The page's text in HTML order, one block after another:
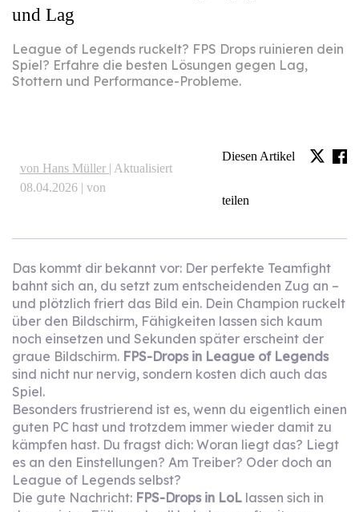
und Lag
League of Legends ruckelt? FPS Drops ruinieren dein
Spiel? Erfahre die besten Lösungen gegen Lag,
Stottern und Performance-Probleme.
von Hans Müller | Aktualisiert
08.04.2026 | von
Diesen Artikel
teilen
Das kommt dir bekannt vor: Der perfekte Teamfight
bahnt sich an, du setzt zum entscheidenden Zug an –
und plötzlich friert das Bild ein. Dein Champion ruckelt
über den Bildschirm, Fähigkeiten lassen sich kaum
noch einsetzen und Sekunden später erscheint der
graue Bildschirm. FPS-Drops in League of Legends
sind nicht nur nervig, sondern kosten dich auch das
Spiel.
Besonders frustrierend ist es, wenn du eigentlich einen
guten PC hast und trotzdem immer wieder damit zu
kämpfen hast. Du fragst dich: Woran liegt das? Liegt
es an den Einstellungen? Am Treiber? Oder doch an
League of Legends selbst?
Die gute Nachricht: FPS-Drops in LoL lassen sich in